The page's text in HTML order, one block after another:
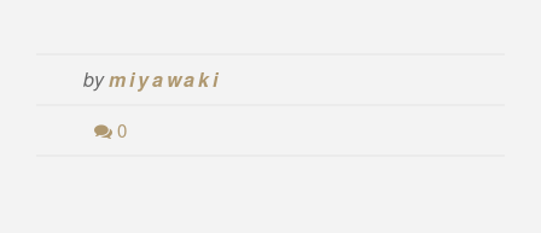
bymiyawaki
0